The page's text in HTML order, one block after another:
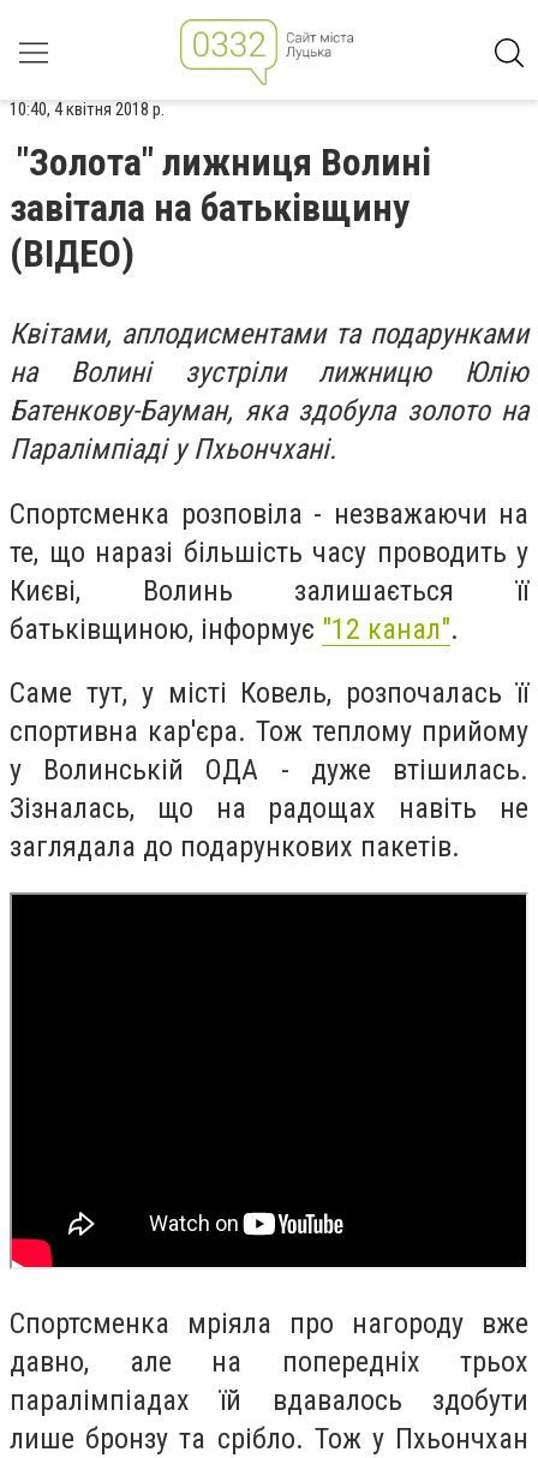
10:40, 4 квітня 2018 р.
"Золота" лижниця Волині
завітала на батьківщину
(ВІДЕО)
Квітами, аплодисментами та подарунками
на Волині зустріли лижницю Юлію
Батенкову-Бауман, яка здобула золото на
Паралімпіаді у Пхьончхані.
Спортсменка розповіла - незважаючи на
те, що наразі більшість часу проводить у
Києві, Волинь залишається її
батьківщиною, інформує "12 канал".
Саме тут, у місті Ковель, розпочалась її
спортивна кар'єра. Тож теплому прийому
у Волинській ОДА - дуже втішилась.
Зізналась, що на радощах навіть не
заглядала до подарункових пакетів.
Спортсменка мріяла про нагороду вже
давно, але на попередніх трьох
паралімпіадах їй вдавалось здобути
лише бронзу та срібло. Тож у Пхьончхан